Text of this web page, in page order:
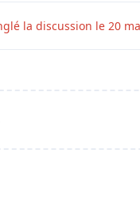
la discussion le 20